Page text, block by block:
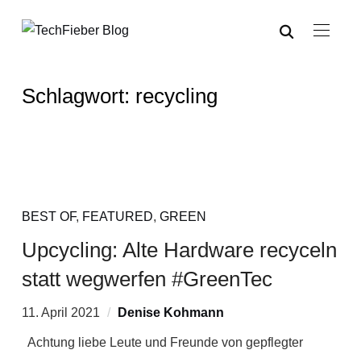
Schlagwort: recycling
BEST OF, FEATURED, GREEN
Upcycling: Alte Hardware recyceln
statt wegwerfen #GreenTec
11. April 2021 Denise Kohmann
Achtung liebe Leute und Freunde von gepflegter